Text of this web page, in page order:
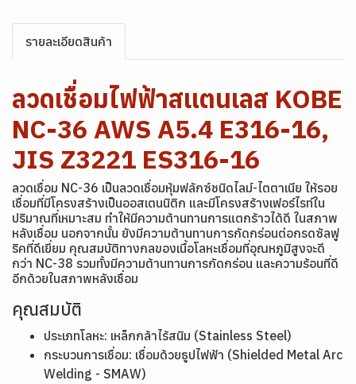
รายละเอียดสินค้า
ลวดเชื่อมไฟฟ้าสแตนเลส KOBE
NC-36 AWS A5.4 E316-16,
JIS Z3221 ES316-16
ลวดเชื่อม NC-36 เป็นลวดเชื่อมหุ้มฟลักซ์ชนิดไลม์-ไตตาเนีย ให้รอย
เชื่อมที่มีโครงสร้างเป็นออสเตนนิติก และมีโครงสร้างเฟอร์ไรท์ใน
ปริมาณที่เหมาะสม ทำให้มีความต้านทานการแตกร้าวได้ดี ในสภาพ
หลังเชื่อม นอกจากนั้น ยังมีความต้านทานการกัดกร่อนต่อกรดซัลฟู
ริคที่ดีเยี่ยม คุณสมบัติทางกลของเนื้อโลหะเชื่อมที่อุณหภูมิสูงจะดี
กว่า NC-38 รวมทั้งมีความต้านทานการกัดกร่อน และความร้อนที่ดี
อีกด้วยในสภาพหลังเชื่อม
คุณสมบัติ
ประเภทโลหะ: เหล็กกล้าไร้สนิม (Stainless Steel)
กระบวนการเชื่อม: เชื่อมด้วยธูปไฟฟ้า (Shielded Metal Arc
Welding - SMAW)